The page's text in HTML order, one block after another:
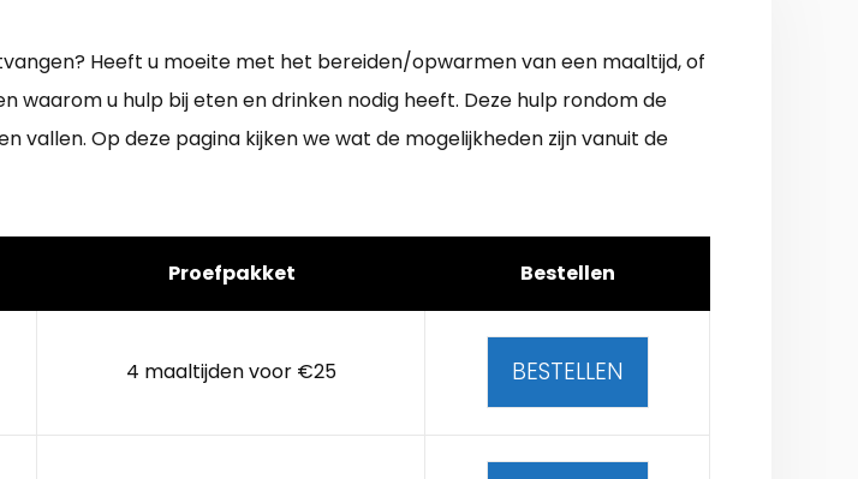
Heeft u moeite met het bereiden/opwarmen van een maaltijd, of
waarom u hulp bij eten en drinken nodig heeft. Deze hulp rondom de
Op deze pagina kijken we wat de mogelijkheden zijn vanuit de
Proefpakket Bestellen
4 maaltijden voor €25 BESTELLEN